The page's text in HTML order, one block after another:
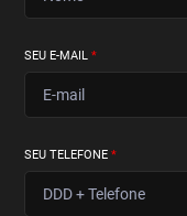
SEU E-MAIL*
SEU TELEFONE*